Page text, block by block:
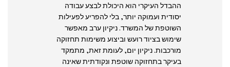
ההבדל העיקרי הוא היכולת לבצע עבודה
יסודית ועמוקה יותר, בלי להפריע לפעילות
השוטפת של המשרד. ניקיון ערב מאפשר
שימוש בציוד רועש וביצוע משימות תחזוקה
מורכבות. ניקיון יום, לעומת זאת, מתמקד
בעיקר בתחזוקה שוטפת ונקודתית שאינה